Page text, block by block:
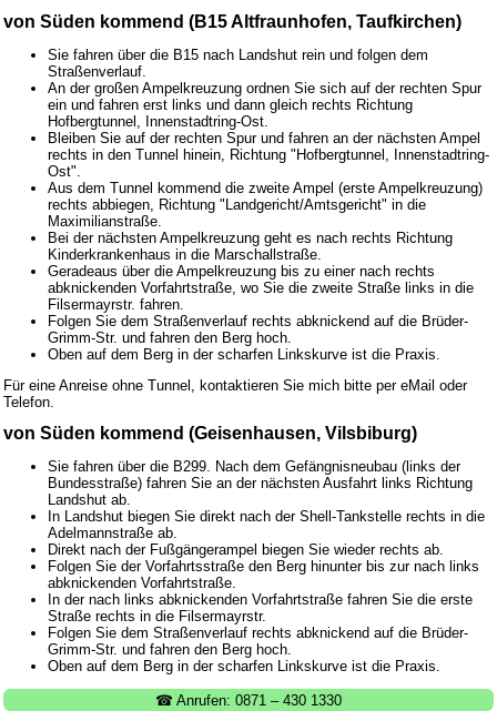
von Süden kommend (B15 Altfraunhofen, Taufkirchen)
Sie fahren über die B15 nach Landshut rein und folgen dem
Straßenverlauf.
An der großen Ampelkreuzung ordnen Sie sich auf der rechten Spur
ein und fahren erst links und dann gleich rechts Richtung
Hofbergtunnel, Innenstadtring-Ost.
Bleiben Sie auf der rechten Spur und fahren an der nächsten Ampel
rechts in den Tunnel hinein, Richtung "Hofbergtunnel, Innenstadtring-
Ost".
Aus dem Tunnel kommend die zweite Ampel (erste Ampelkreuzung)
rechts abbiegen, Richtung "Landgericht/Amtsgericht" in die
Maximilianstraße.
Bei der nächsten Ampelkreuzung geht es nach rechts Richtung
Kinderkrankenhaus in die Marschallstraße.
Geradeaus über die Ampelkreuzung bis zu einer nach rechts
abknickenden Vorfahrtstraße, wo Sie die zweite Straße links in die
Filsermayrstr. fahren.
Folgen Sie dem Straßenverlauf rechts abknickend auf die Brüder-
Grimm-Str. und fahren den Berg hoch.
Oben auf dem Berg in der scharfen Linkskurve ist die Praxis.
Für eine Anreise ohne Tunnel, kontaktieren Sie mich bitte per eMail oder
Telefon.
von Süden kommend (Geisenhausen, Vilsbiburg)
Sie fahren über die B299. Nach dem Gefängnisneubau (links der
Bundesstraße) fahren Sie an der nächsten Ausfahrt links Richtung
Landshut ab.
In Landshut biegen Sie direkt nach der Shell-Tankstelle rechts in die
Adelmannstraße ab.
Direkt nach der Fußgängerampel biegen Sie wieder rechts ab.
Folgen Sie der Vorfahrtsstraße den Berg hinunter bis zur nach links
abknickenden Vorfahrtstraße.
In der nach links abknickenden Vorfahrtstraße fahren Sie die erste
Straße rechts in die Filsermayrstr.
Folgen Sie dem Straßenverlauf rechts abknickend auf die Brüder-
Grimm-Str. und fahren den Berg hoch.
Oben auf dem Berg in der scharfen Linkskurve ist die Praxis.
☎ Anrufen: 0871 – 430 1330